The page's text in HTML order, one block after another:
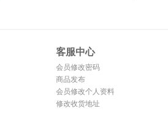
客服中心
会员修改密码
商品发布
会员修改个人资料
修改收货地址